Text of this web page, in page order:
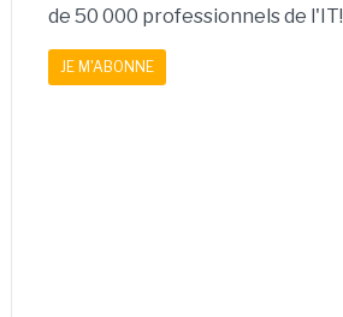
de 50 000 professionnels de l'IT!
JE M'ABONNE